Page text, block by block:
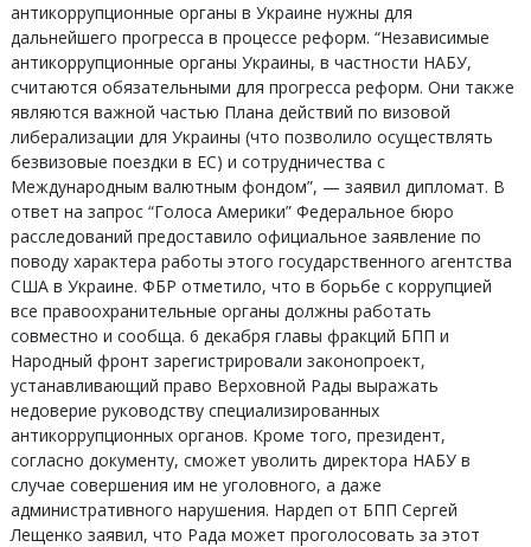
антикоррупционные органы в Украине нужны для
дальнейшего прогресса в процессе реформ. “Независимые
антикоррупционные органы Украины, в частности НАБУ,
считаются обязательными для прогресса реформ. Они также
являются важной частью Плана действий по визовой
либерализации для Украины (что позволило осуществлять
безвизовые поездки в ЕС) и сотрудничества с
Международным валютным фондом”, — заявил дипломат. В
ответ на запрос “Голоса Америки” Федеральное бюро
расследований предоставило официальное заявление по
поводу характера работы этого государственного агентства
США в Украине. ФБР отметило, что в борьбе с коррупцией
все правоохранительные органы должны работать
совместно и сообща. 6 декабря главы фракций БПП и
Народный фронт зарегистрировали законопроект,
устанавливающий право Верховной Рады выражать
недоверие руководству специализированных
антикоррупционных органов. Кроме того, президент,
согласно документу, сможет уволить директора НАБУ в
случае совершения им не уголовного, а даже
административного нарушения. Нардеп от БПП Сергей
Лещенко заявил, что Рада может проголосовать за этот